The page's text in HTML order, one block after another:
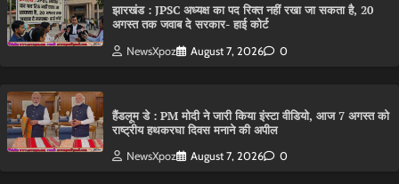
झारखंड : JPSC अध्यक्ष का पद रिक्त नहीं रखा जा सकता है, 20
अगस्त तक जवाब दे सरकार- हाई कोर्ट
NewsXpoz August 7, 2026 0
हैंडलूम डे : PM मोदी ने जारी किया इंस्टा वीडियो, आज 7 अगस्त को
राष्ट्रीय हथकरघा दिवस मनाने की अपील
NewsXpoz August 7, 2026 0